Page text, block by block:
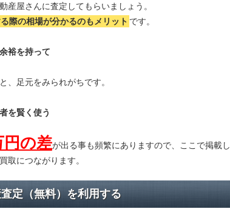
産屋さんに査定してもらいましょう。
際の相場が分かるのもメリット です。
裕を持って
、足元をみられがちです。
を賢く使う
円の差が出る事も頻繁にありますので、ここで掲載し
取につながります。
定（無料）を利用する